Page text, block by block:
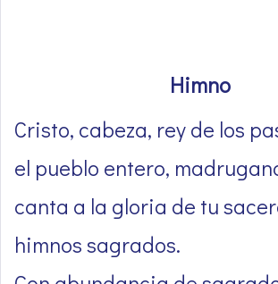
Himno
Cristo, cabeza, rey de los
el pueblo entero,
canta a la gloria de tu
himnos sagrados.